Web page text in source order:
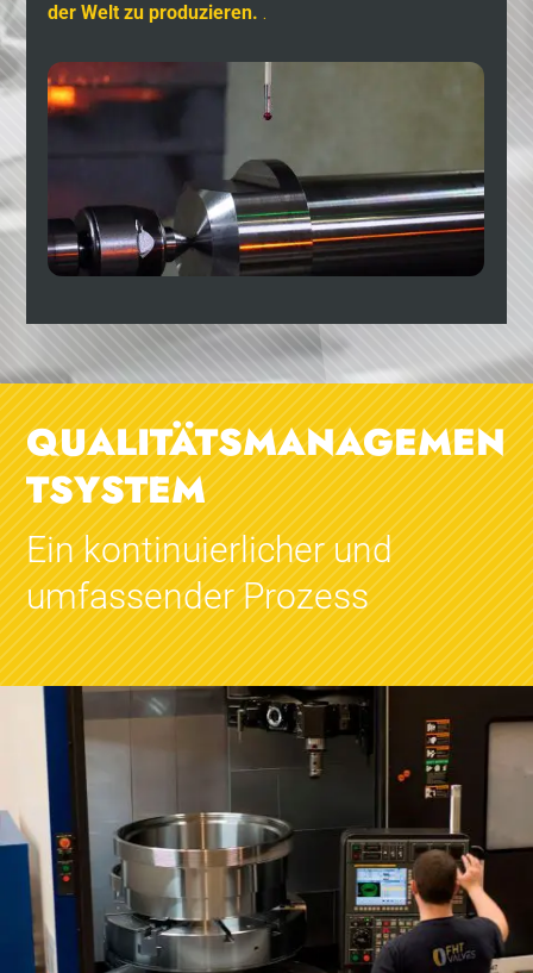
der Welt zu produzieren..
QUALITÄTSMANAGEMEN
TSYSTEM
Ein kontinuierlicher und
umfassender Prozess